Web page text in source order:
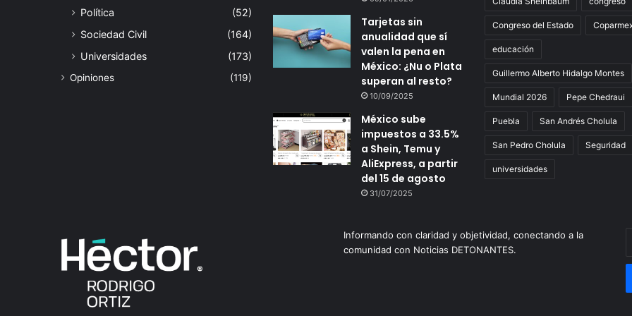
Política
(52)
Sociedad Civil
(164)
Universidades
(173)
Opiniones (119)
Tarjetas sin
anualidad que sí
valen la pena en
México: ¿Nu o Plata
superan al resto?
10/09/2025
México sube
impuestos a 33.5%
a Shein, Temu y
AliExpress, a partir
del 15 de agosto
31/07/2025
Congreso del Estado
educación
Guillermo Alberto Hidalgo Montes
Mundial 2026 Pepe Chedraui
Puebla San Andrés Cholula
San Pedro Cholula Seguridad
universidades
Informando con claridad y objetividad, conectando a la
comunidad con Noticias DETONANTES.